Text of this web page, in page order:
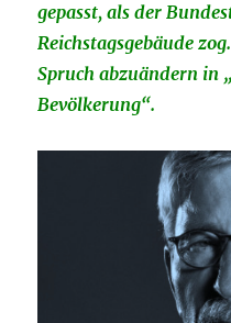
gepasst, als der
Reichstagsgebäude
Spruch abzuändern in
Bevölkerung“.